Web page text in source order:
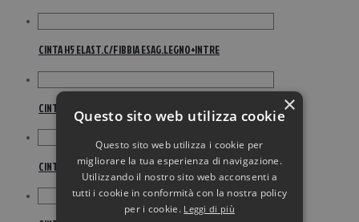
CINTA H5 ELAST.C/FIBBIA ESAG.LEGNO+INTRE
CINTA H5 ELAST.C/FIBBIA ESAG.LEGNO+INTRE
CINTA H5 ELAST.C/FIBBIA ESAG.LEGNO+INTRE
×
Questo sito web utilizza cookie
Questo sito web utilizza i cookie per
migliorare la tua esperienza di navigazione.
Utilizzando il nostro sito web acconsenti a
tutti i cookie in conformità con la nostra policy
per i cookie. Leggi di più